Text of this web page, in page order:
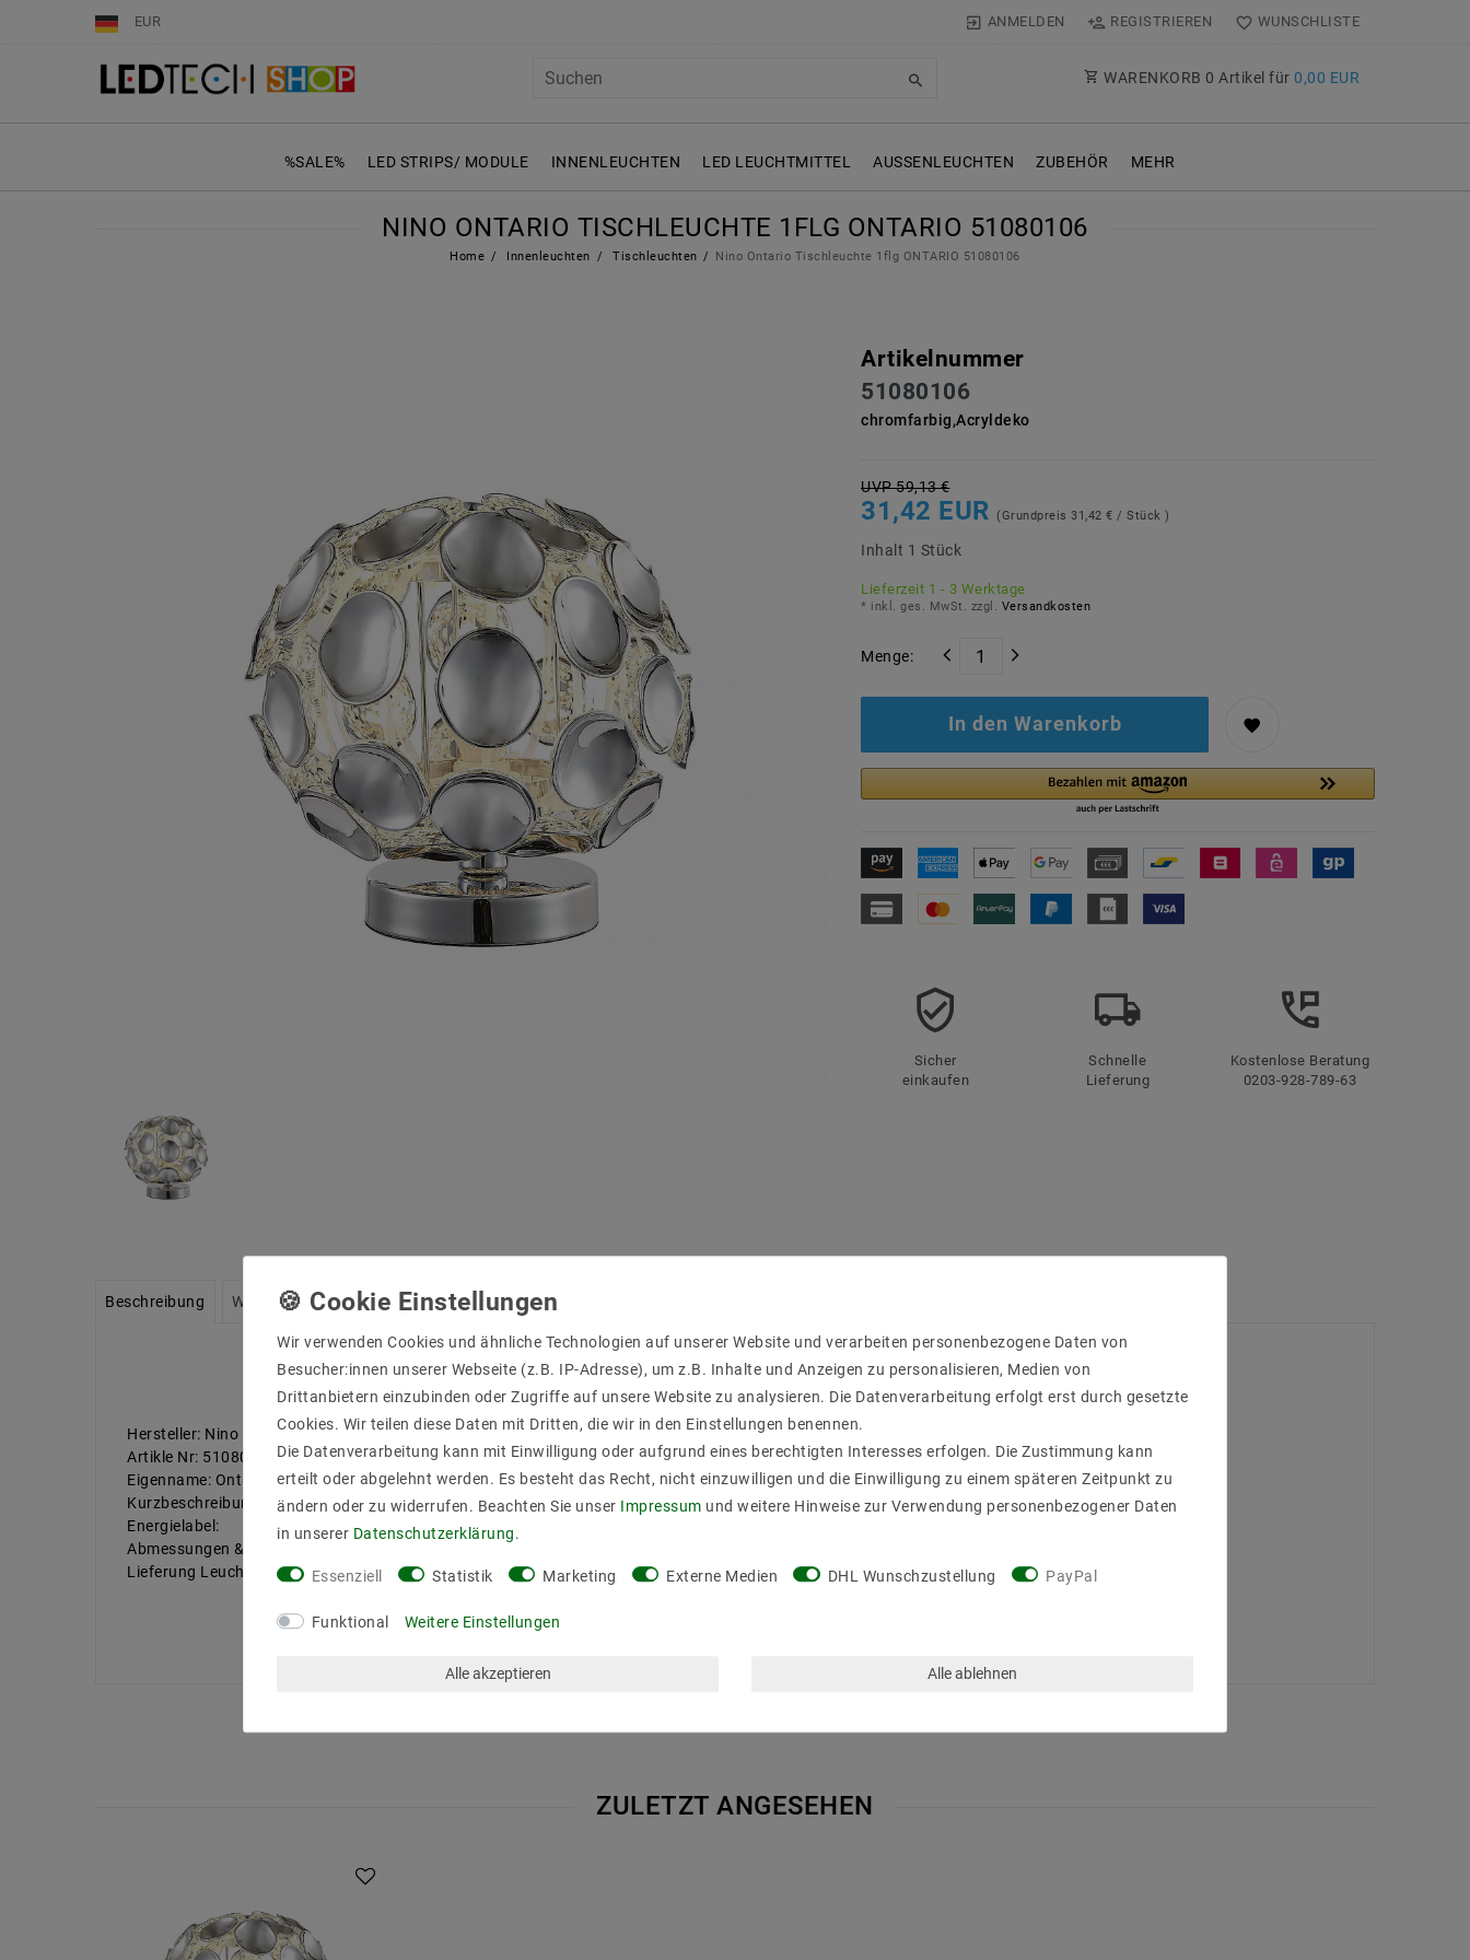
EUR ANMELDEN REGISTRIEREN WUNSCHLISTE
WARENKORB 0 Artikel für 0,00 EUR
%SALE% LED STRIPS/ MODULE INNENLEUCHTEN LED LEUCHTMITTEL AUSSENLEUCHTEN ZUBEHÖR MEHR
NINO ONTARIO TISCHLEUCHTE 1FLG ONTARIO 51080106
Home Innenleuchten Tischleuchten Nino Ontario Tischleuchte 1flg ONTARIO 51080106
Artikelnummer
51080106
chromfarbig,Acryldeko
UVP 59,13 €
31,42 EUR (Grundpreis 31,42 € / Stück )
Inhalt 1 Stück
Lieferzeit 1 - 3 Werktage
* inkl. ges. MwSt. zzgl. Versandkosten
Menge:
In den Warenkorb
Sicher
einkaufen
Schnelle
Lieferung
Kostenlose Beratung
0203-928-789-63
Beschreibung Weitere Details Informationen zur Produktsicherheit
Hersteller: Nino Leuchten
Artikle Nr: 51080106
Eigenname: Ontario
Kurzbeschreibung: chromfarbig,Acryldeko
Energielabel:
Abmessungen & Zubehöre: H:22cm,D:25cm mit Schnurschalter
Lieferung Leuchtmittel: für 1xE14,max.40W
ZULETZT ANGESEHEN
Wir verwenden Cookies und ähnliche Technologien auf unserer Website und verarbeiten personenbezogene Daten von
Besucher:innen unserer Webseite (z.B. IP-Adresse), um z.B. Inhalte und Anzeigen zu personalisieren, Medien von
Drittanbietern einzubinden oder Zugriffe auf unsere Website zu analysieren. Die Datenverarbeitung erfolgt erst durch gesetzte
Cookies. Wir teilen diese Daten mit Dritten, die wir in den Einstellungen benennen.
Die Datenverarbeitung kann mit Einwilligung oder aufgrund eines berechtigten Interesses erfolgen. Die Zustimmung kann
erteilt oder abgelehnt werden. Es besteht das Recht, nicht einzuwilligen und die Einwilligung zu einem späteren Zeitpunkt zu
ändern oder zu widerrufen. Beachten Sie unser Impressum und weitere Hinweise zur Verwendung personenbezogener Daten
in unserer Daten­schutz­erklärung.
Essenziell Statistik Marketing Externe Medien DHL Wunschzustellung PayPal
Funktional Weitere Einstellungen
Alle akzeptieren Alle ablehnen